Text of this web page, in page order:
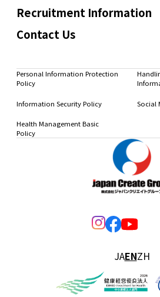
Recruitment Information
Contact Us
Personal Information Protection
Policy
Information Security Policy Social
Health Management Basic
Policy
JAENZH